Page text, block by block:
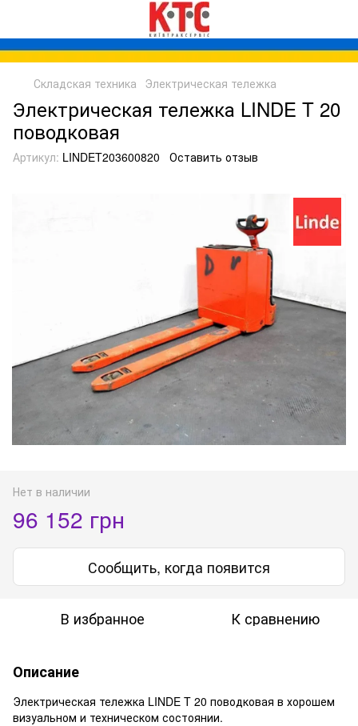
Складская техника Электрическая тележка
Электрическая тележка LINDE T 20
поводковая
Артикул: LINDET203600820 Оставить отзыв
Нет в наличии
96 152 грн
Сообщить, когда появится
В избранное К сравнению
Описание
Электрическая тележка LINDE T 20 поводковая в хорошем
визуальном и техническом состоянии.